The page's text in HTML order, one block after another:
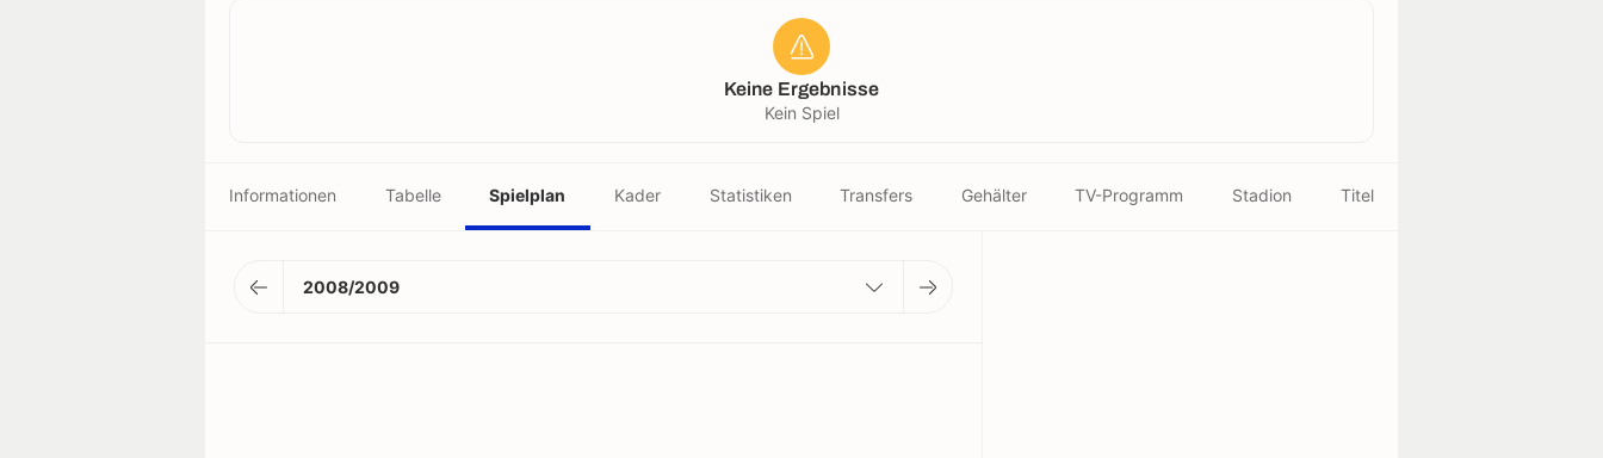
Keine Ergebnisse
Kein Spiel
Informationen Tabelle Spielplan Kader Statistiken Transfers Gehälter TV-Programm Stadion Titel
2008/2009